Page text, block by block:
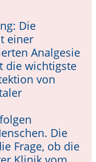
Die
einer
Analgesie
die wichtigste
von
Die
Frage, ob die